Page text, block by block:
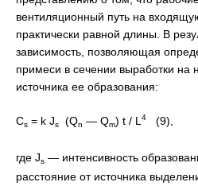
вентиляционный путь на
практически равной длины. В
зависимость, позволяющая
примеси в сечении выработки на
источника ее образования:
Сs = k Js (Qn — Qm) t / L 4 (9),
где Js — интенсивность
расстояние от источника